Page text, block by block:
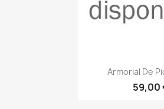

Armorial De
59,00